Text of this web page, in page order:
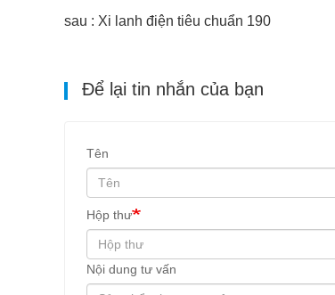
sau : Xi lanh điện tiêu chuẩn 190
Để lại tin nhắn của bạn
Tên
Hộp thư
Nội dung tư vấn